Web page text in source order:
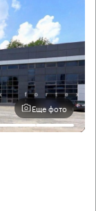
Еще фото